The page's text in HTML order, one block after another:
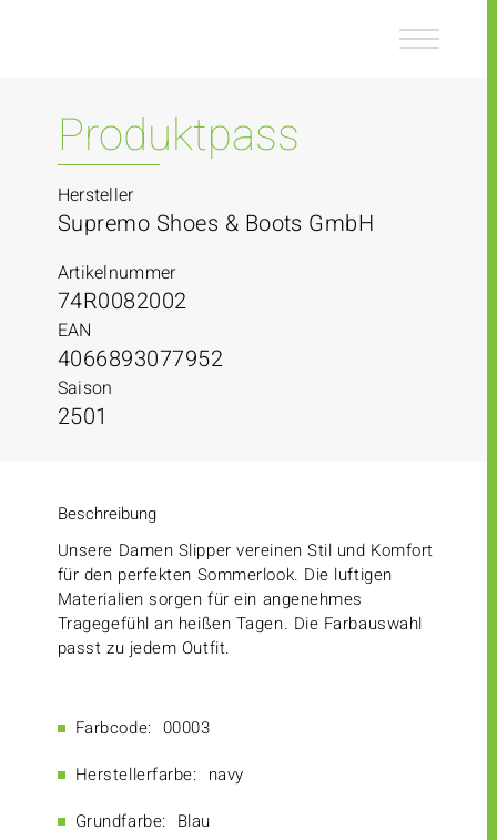
Produktpass
Hersteller
Supremo Shoes & Boots GmbH
Artikelnummer
74R0082002
EAN
4066893077952
Saison
2501
Beschreibung
Unsere Damen Slipper vereinen Stil und Komfort
für den perfekten Sommerlook. Die luftigen
Materialien sorgen für ein angenehmes
Tragegefühl an heißen Tagen. Die Farbauswahl
passt zu jedem Outfit.
Farbcode: 00003
Herstellerfarbe: navy
Grundfarbe: Blau